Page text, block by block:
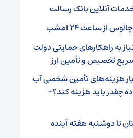
آنلاین بانک رسالت
از ساعت ۲۴ امشب
به راهکارهای حمایتی دولت
تخصیص و تأمین ارز
بار هزینه‌های تأمین شخصی آب
چقدر باید هزینه کند؟+
تا دوشنبه هفته آینده